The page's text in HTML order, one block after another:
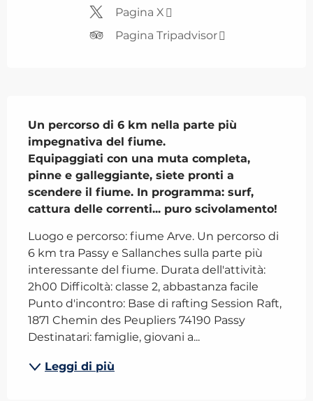
Pagina X
Pagina Tripadvisor
Un percorso di 6 km nella parte più
impegnativa del fiume.
Equipaggiati con una muta completa,
pinne e galleggiante, siete pronti a
scendere il fiume. In programma: surf,
cattura delle correnti... puro scivolamento!
Luogo e percorso: fiume Arve. Un percorso di
6 km tra Passy e Sallanches sulla parte più
interessante del fiume. Durata dell'attività:
2h00 Difficoltà: classe 2, abbastanza facile
Punto d'incontro: Base di rafting Session Raft,
1871 Chemin des Peupliers 74190 Passy
Destinatari: famiglie, giovani a...
Leggi di più